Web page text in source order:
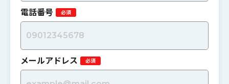
電話番号
メールアドレス